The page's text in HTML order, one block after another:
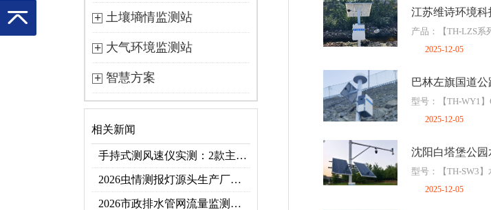
土壤墒情监测站
大气环境监测站
智慧方案
相关新闻
手持式测风速仪实测：2款主流型号参数对比+3类应用场景
2026虫情测报灯源头生产厂家优选推荐：云境天合
2026市政排水管网流量监测系统top10推荐榜：高精度+多维度监测管网环境
江苏维诗环境
产品：【TH-LZS系
2025-12-05
巴林左旗国道
型号：【TH-WY1
2025-12-05
沈阳白塔堡公园
型号：【TH-SW3
2025-12-05